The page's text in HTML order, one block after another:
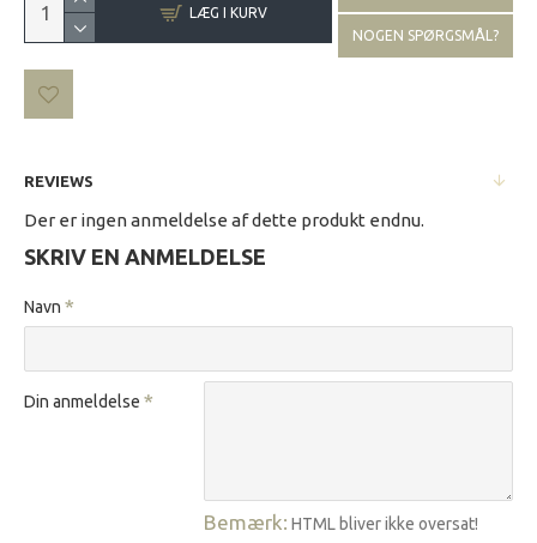
LÆG I KURV
NOGEN SPØRGSMÅL?
REVIEWS
Der er ingen anmeldelse af dette produkt endnu.
SKRIV EN ANMELDELSE
Navn
Din anmeldelse
Bemærk: HTML bliver ikke oversat!